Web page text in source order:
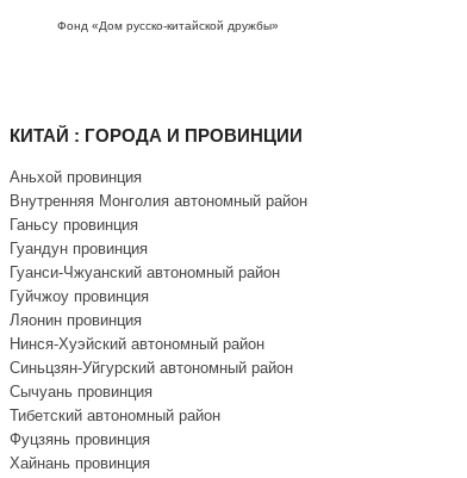
Фонд «Дом русско-китайской дружбы»
КИТАЙ : ГОРОДА И ПРОВИНЦИИ
Аньхой провинция
Внутренняя Монголия автономный район
Ганьсу провинция
Гуандун провинция
Гуанси-Чжуанский автономный район
Гуйчжоу провинция
Ляонин провинция
Нинся-Хуэйский автономный район
Синьцзян-Уйгурский автономный район
Сычуань провинция
Тибетский автономный район
Фуцзянь провинция
Хайнань провинция